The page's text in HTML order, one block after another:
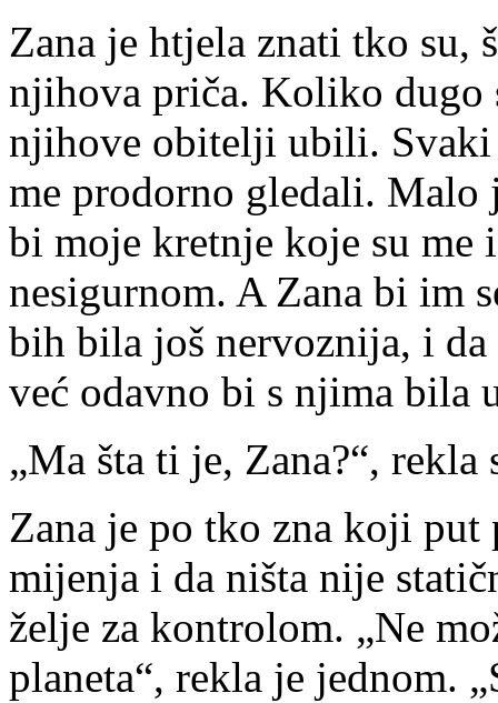
Zana je htjela znati tko su,
njihova priča. Koliko dugo
njihove obitelji ubili. Svaki
me prodorno gledali. Malo
bi moje kretnje koje su
nesigurnom. A Zana bi im
bih bila još nervoznija, i
već odavno bi s njima bila
„Ma šta ti je, Zana?“, rekla
Zana je po tko zna koji put
mijenja i da ništa nije
želje za kontrolom. „Ne
planeta“, rekla je jednom.